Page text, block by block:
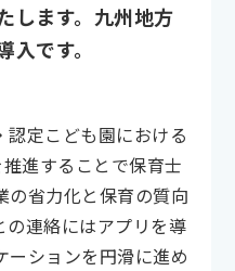
します。九州地方
です。
認定こども園における
進することで保育士
の省力化と保育の質向
の連絡にはアプリを導
ーションを円滑に進め